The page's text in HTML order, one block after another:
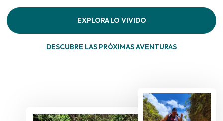
EXPLORA LO VIVIDO
DESCUBRE LAS PRÓXIMAS AVENTURAS